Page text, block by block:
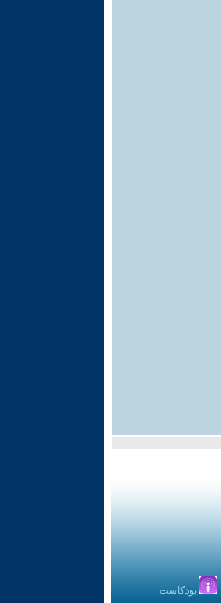
بودكاست